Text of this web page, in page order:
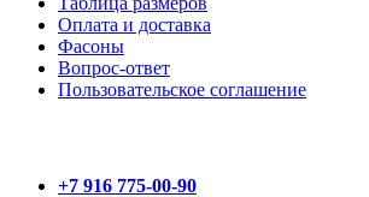
Оплата и доставка
Фасоны
Вопрос-ответ
Пользовательское соглашение
+7 916 775-00-90